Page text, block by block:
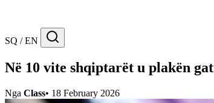
SQ / EN
Në 10 vite shqiptarët u plakën
Nga Class• 18 February 2026